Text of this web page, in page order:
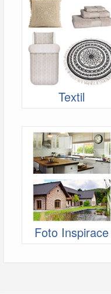
Textil
Foto Inspirace